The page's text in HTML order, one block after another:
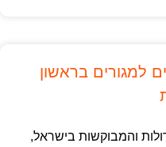
למגורים בראשון
והמבוקשות בישראל,